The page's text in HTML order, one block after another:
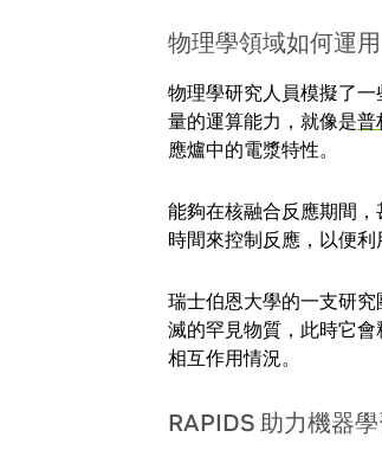
物理學領域如何運
物理學研究人員模擬了
量的運算能力，就像是普
應爐中的電漿特性。
能夠在核融合反應期間
時間來控制反應，以便利
瑞士伯恩大學的一支研究
滅的罕見物質，此時它
相互作用情況。
RAPIDS 助力機器